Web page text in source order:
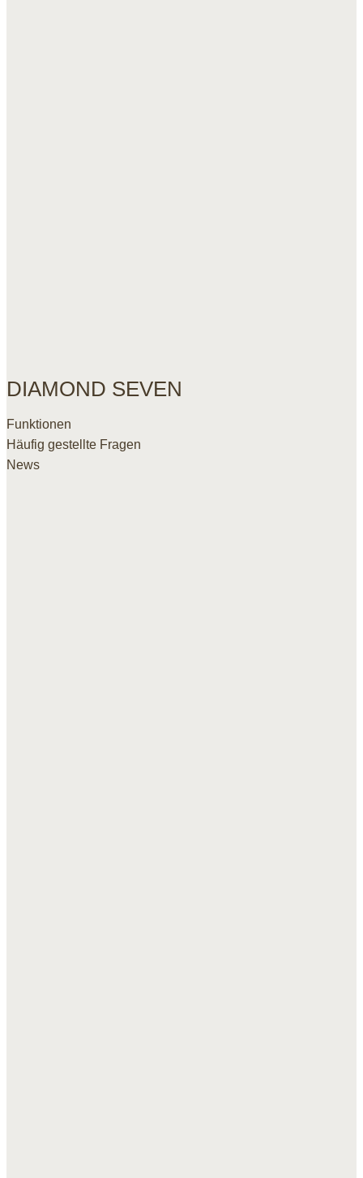
DIAMOND SEVEN
Funktionen
Häufig gestellte Fragen
News